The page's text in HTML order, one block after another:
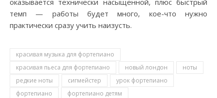
оказывается технически насыщенной, плюс быстрый
темп — работы будет много, кое-что нужно
практически сразу учить наизусть.
красивая музыка для фортепиано
красивая пьеса для фортепиано
новый лондон
ноты
редкие ноты
сигмейстер
урок фортепиано
фортепиано
фортепиано детям